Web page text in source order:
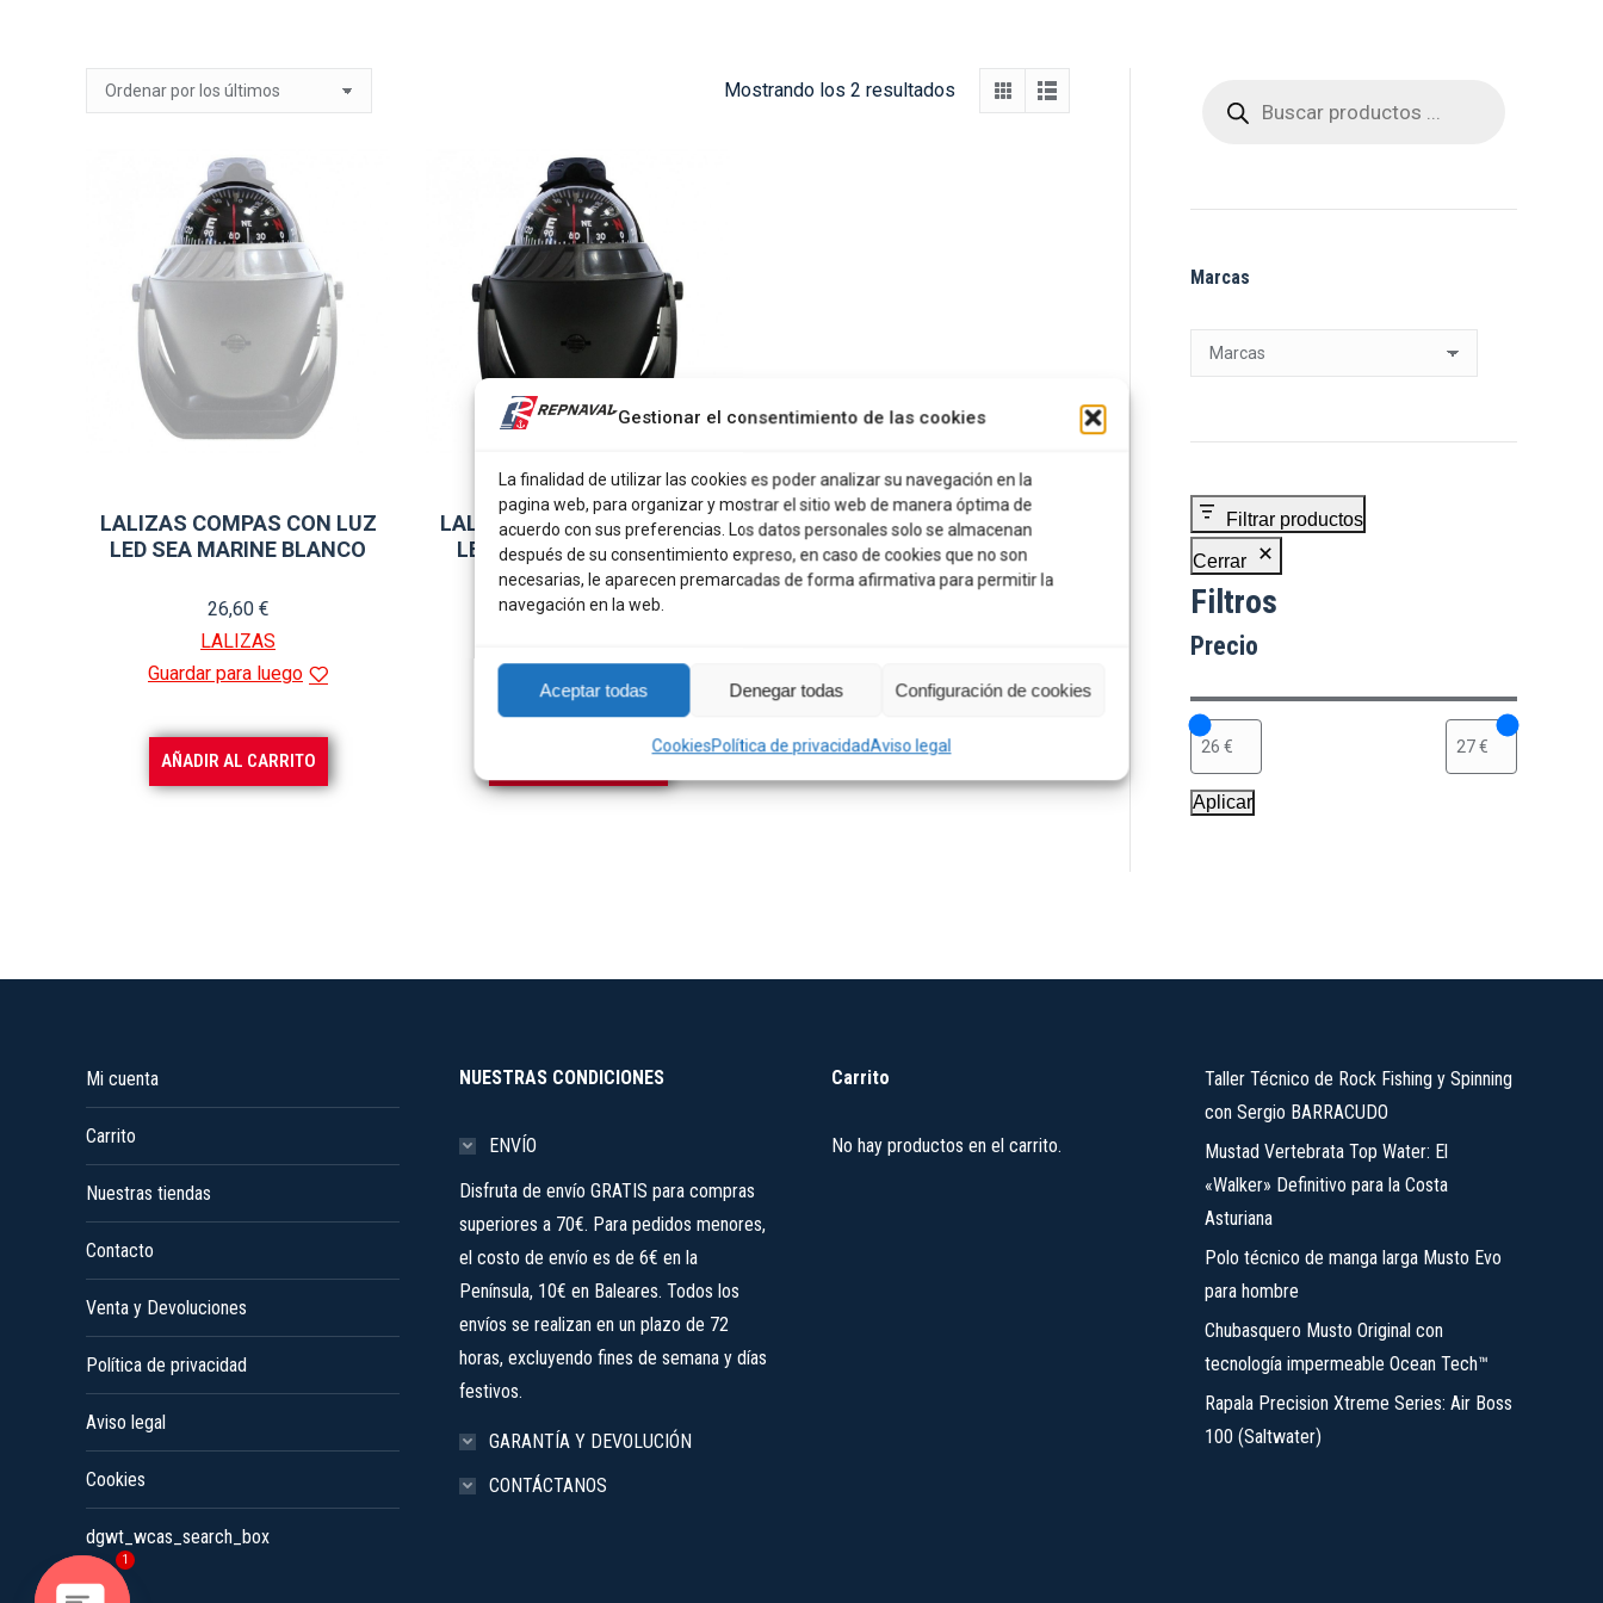
Gestionar el consentimiento de las cookies
La finalidad de utilizar las cookies es poder analizar su navegación en la
pagina web, para organizar y mostrar el sitio web de manera óptima de
acuerdo con sus preferencias. Los datos personales solo se almacenan
después de su consentimiento expreso, en caso de cookies que no son
necesarias, le aparecen premarcadas de forma afirmativa para permitir la
navegación en la web.
Aceptar todas Denegar todas Configuración de cookies
CookiesPolítica de privacidadAviso legal
Mostrando los 2 resultados Ordenado
LALIZAS COMPAS CON LUZ
LED SEA MARINE BLANCO
26,60 €
LALIZAS
Guardar para luego
AÑADIR AL CARRITO
LALIZAS COMPAS CON LUZ
LED SEA MARINE NEGRO
26,60€
Guardar para luego
AÑADIR AL CARRITO
productos
Marcas
Filtrar productos
Cerrar
Filtros
Precio
Aplicar
Mi cuenta
Carrito
Nuestras tiendas
Contacto
Venta y Devoluciones
Política de privacidad
Aviso legal
Cookies
dgwt_wcas_search_box
NUESTRAS CONDICIONES
ENVÍO
Disfruta de envío GRATIS para compras
superiores a 70€. Para pedidos menores,
el costo de envío es de 6€ en la
Península, 10€ en Baleares. Todos los
envíos se realizan en un plazo de 72
horas, excluyendo fines de semana y días
festivos.
GARANTÍA Y DEVOLUCIÓN
CONTÁCTANOS
Carrito
No hay productos en el carrito.
Taller Técnico de Rock Fishing y Spinning
con Sergio BARRACUDO
Mustad Vertebrata Top Water: El
«Walker» Definitivo para la Costa
Asturiana
Polo técnico de manga larga Musto Evo
para hombre
Chubasquero Musto Original con
tecnología impermeable Ocean Tech™
Rapala Precision Xtreme Series: Air Boss
100 (Saltwater)
1